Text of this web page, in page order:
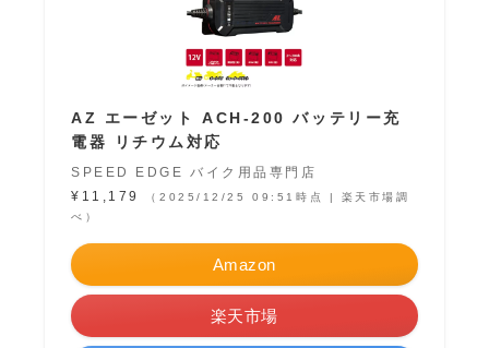
AZ エーゼット ACH-200 バッテリー充
電器 リチウム対応
SPEED EDGE バイク用品専門店
¥11,179
（2025/12/25 09:51時点 | 楽天市場調
べ）
Amazon
楽天市場